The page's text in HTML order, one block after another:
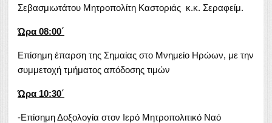
Σεβασμιωτάτου Μητροπολίτη Καστοριάς κ.κ. Σεραφείμ.
Ώρα 08:00΄
Επίσημη έπαρση της Σημαίας στο Μνημείο Ηρώων, με την
συμμετοχή τμήματος απόδοσης τιμών
Ώρα 10:30΄
-Επίσημη Δοξολογία στον Ιερό Μητροπολιτικό Ναό